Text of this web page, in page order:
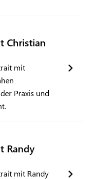
Christian
mit
Praxis und
Randy
mit Randy